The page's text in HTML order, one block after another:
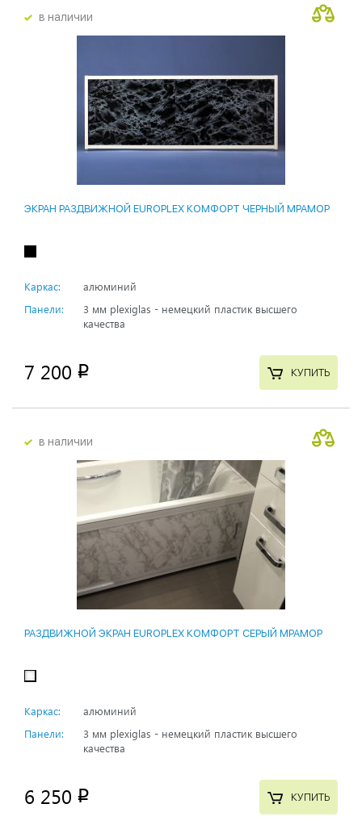
в наличии
ЭКРАН РАЗДВИЖНОЙ EUROPLEX КОМФОРТ ЧЕРНЫЙ МРАМОР
Каркас:
алюминий
Панели:
3 мм plexiglas - немецкий пластик высшего
качества
7 200 p КУПИТЬ
в наличии
РАЗДВИЖНОЙ ЭКРАН EUROPLEX КОМФОРТ СЕРЫЙ МРАМОР
Каркас:
алюминий
Панели:
3 мм plexiglas - немецкий пластик высшего
качества
6 250 p КУПИТЬ